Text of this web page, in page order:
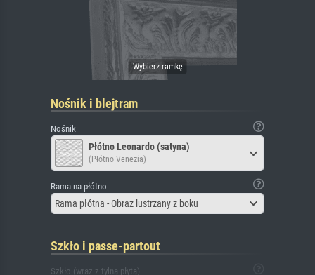
Nośnik i blejtram
Nośnik
Płótno Leonardo (satyna)
(Płótno Venezia)
Rama na płótno
Rama płótna - Obraz lustrzany z boku
Szkło i passe-partout
Szkło (wraz z tylną płytą)